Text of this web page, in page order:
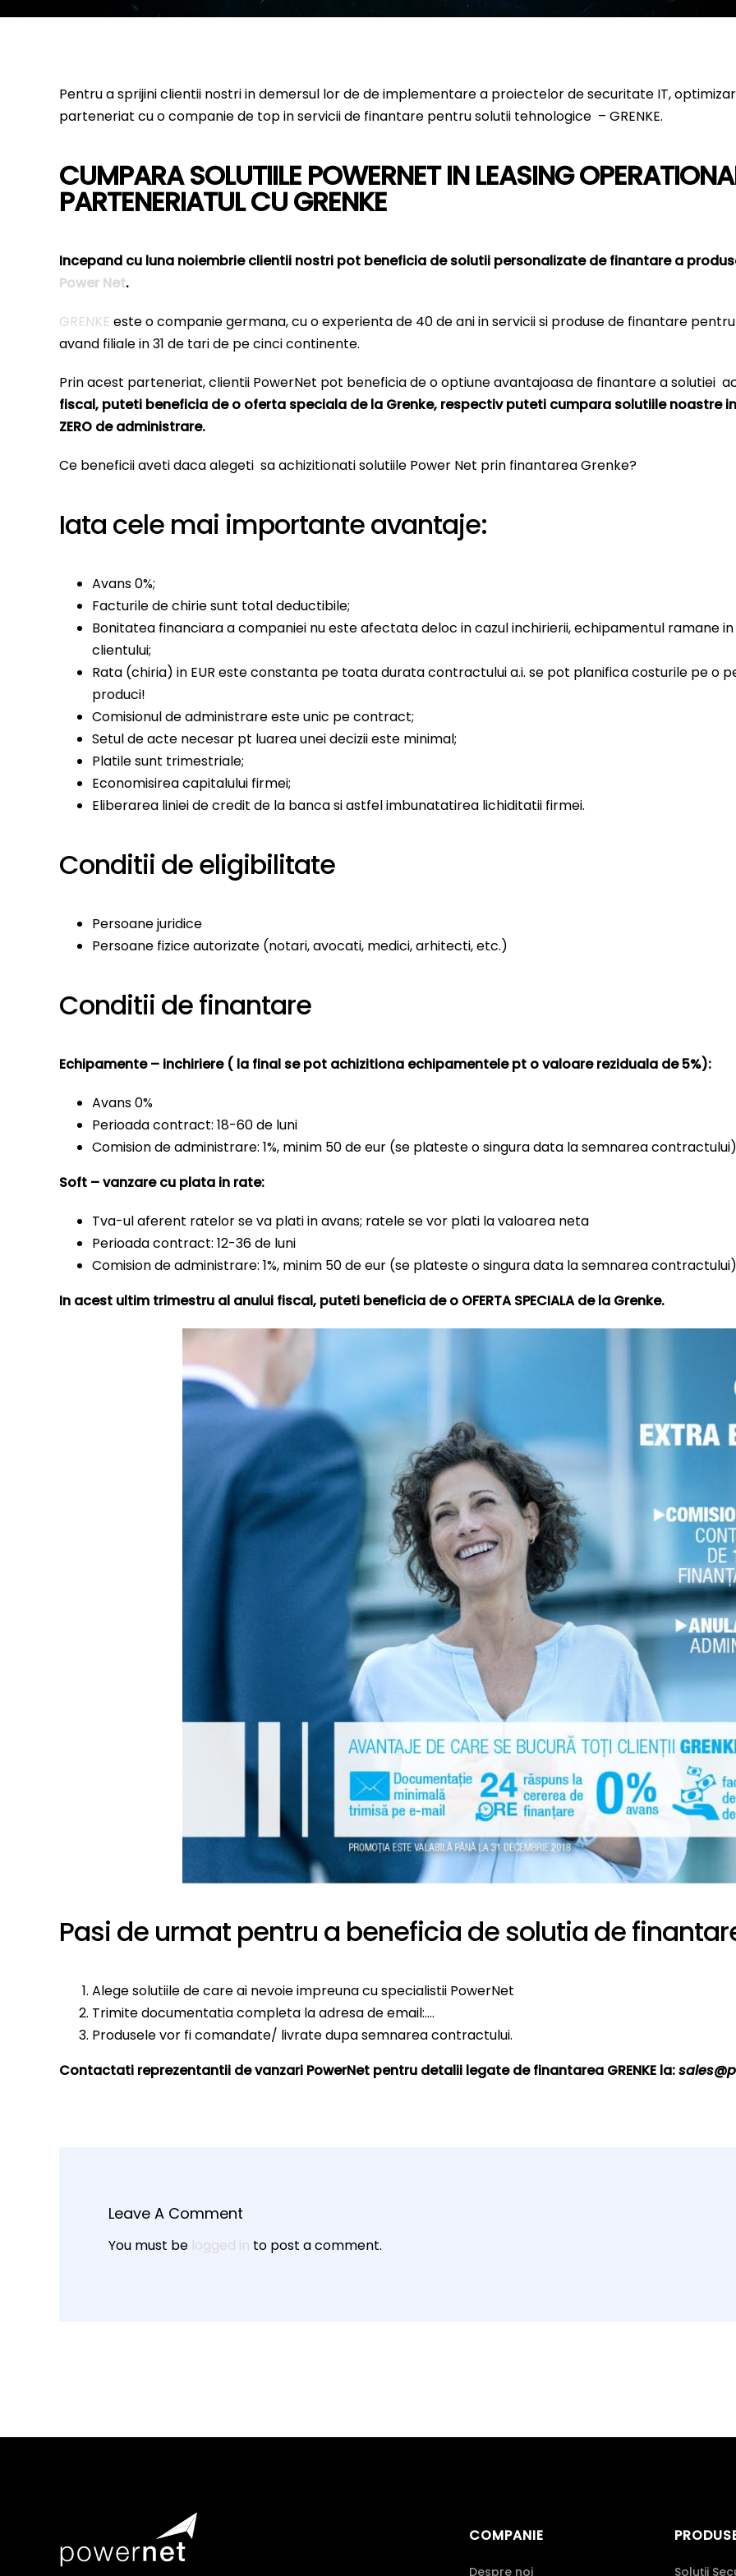
Pentru a sprijini clientii nostri in demersul lor de de implementare a proiectelor de securitate IT,
parteneriat cu o companie de top in servicii de finantare pentru solutii tehnologice – GRENKE.
CUMPARA SOLUTIILE POWERNET IN LEASING
PARTENERIATUL CU GRENKE
Incepand cu luna noiembrie clientii nostri pot beneficia de solutii personalizate de finantare a
Power Net.
GRENKE este o companie germana, cu o experienta de 40 de ani in servicii si produse de finantare
avand filiale in 31 de tari de pe cinci continente.
Prin acest parteneriat, clientii PowerNet pot beneficia de o optiune avantajoasa de finantare a solutiei
fiscal, puteti beneficia de o oferta speciala de la Grenke, respectiv puteti cumpara solutiile noastre
ZERO de administrare.
Ce beneficii aveti daca alegeti sa achizitionati solutiile Power Net prin finantarea Grenke?
Iata cele mai importante avantaje:
Avans 0%;
Facturile de chirie sunt total deductibile;
Bonitatea financiara a companiei nu este afectata deloc in cazul inchirierii, echipamentul ramane
clientului;
Rata (chiria) in EUR este constanta pe toata durata contractului a.i. se pot planifica costurile pe o
produci!
Comisionul de administrare este unic pe contract;
Setul de acte necesar pt luarea unei decizii este minimal;
Platile sunt trimestriale;
Economisirea capitalului firmei;
Eliberarea liniei de credit de la banca si astfel imbunatatirea lichiditatii firmei.
Conditii de eligibilitate
Persoane juridice
Persoane fizice autorizate (notari, avocati, medici, arhitecti, etc.)
Conditii de finantare
Echipamente – inchiriere ( la final se pot achizitiona echipamentele pt o valoare reziduala de 5%):
Avans 0%
Perioada contract: 18-60 de luni
Comision de administrare: 1%, minim 50 de eur (se plateste o singura data la semnarea contractului)
Soft – vanzare cu plata in rate:
Tva-ul aferent ratelor se va plati in avans; ratele se vor plati la valoarea neta
Perioada contract: 12-36 de luni
Comision de administrare: 1%, minim 50 de eur (se plateste o singura data la semnarea contractului)
In acest ultim trimestru al anului fiscal, puteti beneficia de o OFERTA SPECIALA de la Grenke.
Pasi de urmat pentru a beneficia de solutia de finantare
Alege solutiile de care ai nevoie impreuna cu specialistii PowerNet
Trimite documentatia completa la adresa de email:….
Produsele vor fi comandate/ livrate dupa semnarea contractului.
Contactati reprezentantii de vanzari PowerNet pentru detalii legate de finantarea GRENKE la:
Leave A Comment
You must be logged in to post a comment.
COMPANIE
Despre noi Soluții